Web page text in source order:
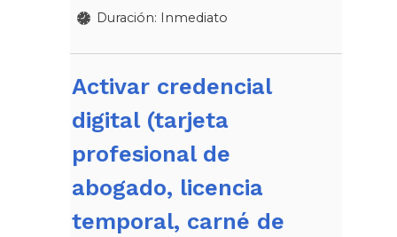
Duración: Inmediato
Activar credencial
digital (tarjeta
profesional de
abogado, licencia
temporal, carné de